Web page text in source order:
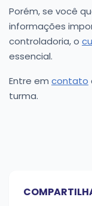
Porém, se você
informações
controladoria, o
essencial.
Entre em contato
turma.